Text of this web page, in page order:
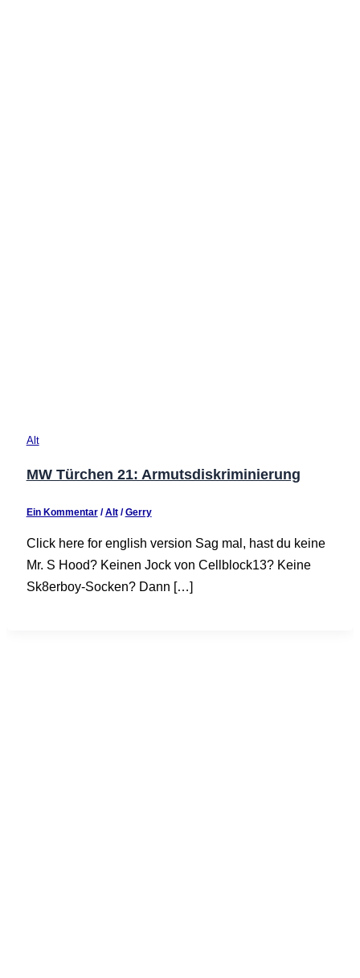
Alt
MW Türchen 21: Armutsdiskriminierung
Ein Kommentar /Alt/Gerry
Click here for english version Sag mal, hast du keine
Mr. S Hood? Keinen Jock von Cellblock13? Keine
Sk8erboy-Socken? Dann […]